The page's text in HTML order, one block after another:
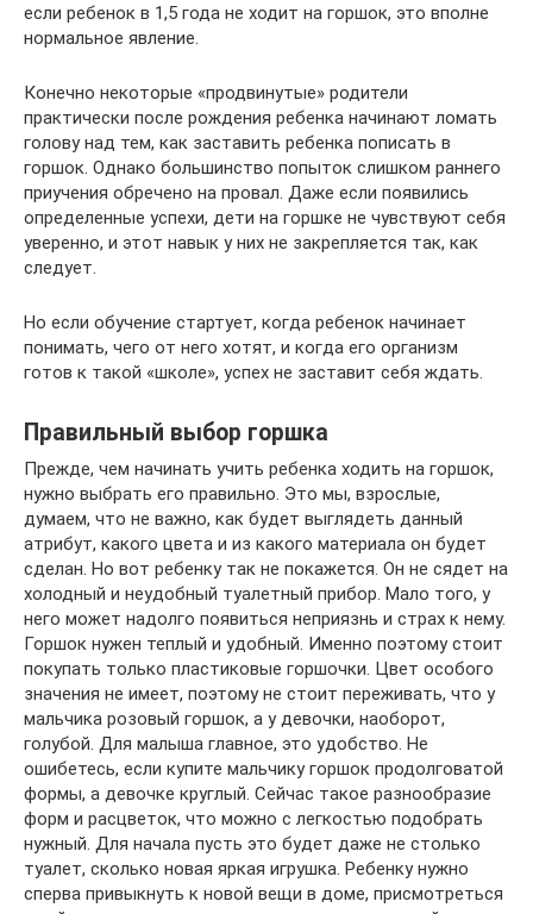
если ребенок в 1,5 года не ходит на горшок, это вполне
нормальное явление.
Конечно некоторые «продвинутые» родители
практически после рождения ребенка начинают ломать
голову над тем, как заставить ребенка пописать в
горшок. Однако большинство попыток слишком раннего
приучения обречено на провал. Даже если появились
определенные успехи, дети на горшке не чувствуют себя
уверенно, и этот навык у них не закрепляется так, как
следует.
Но если обучение стартует, когда ребенок начинает
понимать, чего от него хотят, и когда его организм
готов к такой «школе», успех не заставит себя ждать.
Правильный выбор горшка
Прежде, чем начинать учить ребенка ходить на горшок,
нужно выбрать его правильно. Это мы, взрослые,
думаем, что не важно, как будет выглядеть данный
атрибут, какого цвета и из какого материала он будет
сделан. Но вот ребенку так не покажется. Он не сядет на
холодный и неудобный туалетный прибор. Мало того, у
него может надолго появиться неприязнь и страх к нему.
Горшок нужен теплый и удобный. Именно поэтому стоит
покупать только пластиковые горшочки. Цвет особого
значения не имеет, поэтому не стоит переживать, что у
мальчика розовый горшок, а у девочки, наоборот,
голубой. Для малыша главное, это удобство. Не
ошибетесь, если купите мальчику горшок продолговатой
формы, а девочке круглый. Сейчас такое разнообразие
форм и расцветок, что можно с легкостью подобрать
нужный. Для начала пусть это будет даже не столько
туалет, сколько новая яркая игрушка. Ребенку нужно
сперва привыкнуть к новой вещи в доме, присмотреться